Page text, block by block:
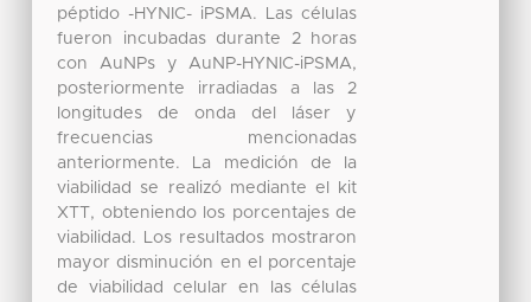
péptido -HYNIC- iPSMA. Las células
fueron incubadas durante 2 horas
con AuNPs y AuNP-HYNIC-iPSMA,
posteriormente irradiadas a las 2
longitudes de onda del láser y
frecuencias mencionadas
anteriormente. La medición de la
viabilidad se realizó mediante el kit
XTT, obteniendo los porcentajes de
viabilidad. Los resultados mostraron
mayor disminución en el porcentaje
de viabilidad celular en las células